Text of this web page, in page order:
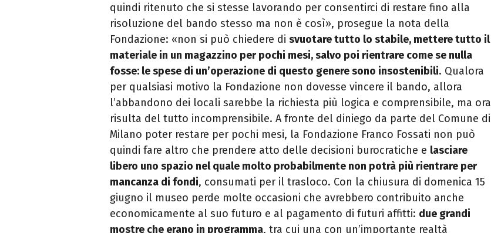
quindi ritenuto che si stesse lavorando per consentirci di restare fino alla
risoluzione del bando stesso ma non è così», prosegue la nota della
Fondazione: «non si può chiedere di svuotare tutto lo stabile, mettere tutto il
materiale in un magazzino per pochi mesi, salvo poi rientrare come se nulla
fosse: le spese di un’operazione di questo genere sono insostenibili. Qualora
per qualsiasi motivo la Fondazione non dovesse vincere il bando, allora
l’abbandono dei locali sarebbe la richiesta più logica e comprensibile, ma ora
risulta del tutto incomprensibile. A fronte del diniego da parte del Comune di
Milano poter restare per pochi mesi, la Fondazione Franco Fossati non può
quindi fare altro che prendere atto delle decisioni burocratiche e lasciare
libero uno spazio nel quale molto probabilmente non potrà più rientrare per
mancanza di fondi, consumati per il trasloco. Con la chiusura di domenica 15
giugno il museo perde molte occasioni che avrebbero contribuito anche
economicamente al suo futuro e al pagamento di futuri affitti: due grandi
mostre che erano in programma, tra cui una con un’importante realtà